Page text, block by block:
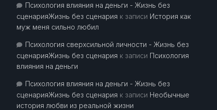
Психология влияния на деньги - Жизнь без
сценарияЖизнь без сценария к записи История как
муж меня сильно любил
Психология сверхсильной личности - Жизнь без
сценарияЖизнь без сценария к записи Психология
влияния на деньги
Психология влияния на деньги - Жизнь без
сценарияЖизнь без сценария к записи Необычные
история любви из реальной жизни